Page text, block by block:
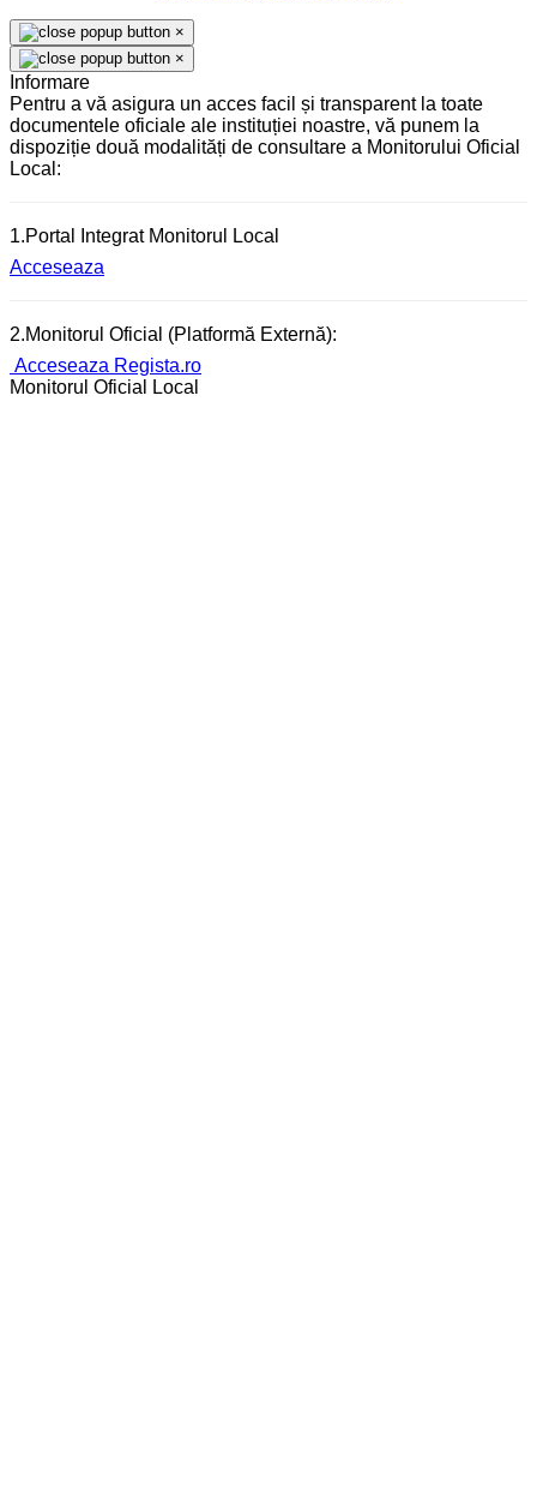
×
×
Informare
Pentru a vă asigura un acces facil și transparent la toate
documentele oficiale ale instituției noastre, vă punem la
dispoziție două modalități de consultare a Monitorului Oficial
Local:
1.Portal Integrat Monitorul Local
Acceseaza
2.Monitorul Oficial (Platformă Externă):
Acceseaza Regista.ro
Monitorul Oficial Local